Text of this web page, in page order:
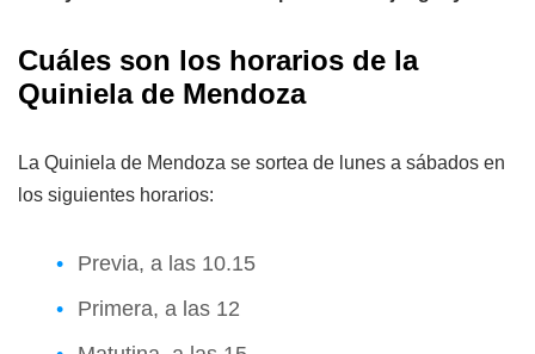
Cuáles son los horarios de la
Quiniela de Mendoza
La Quiniela de Mendoza se sortea de lunes a sábados en
los siguientes horarios:
Previa, a las 10.15
Primera, a las 12